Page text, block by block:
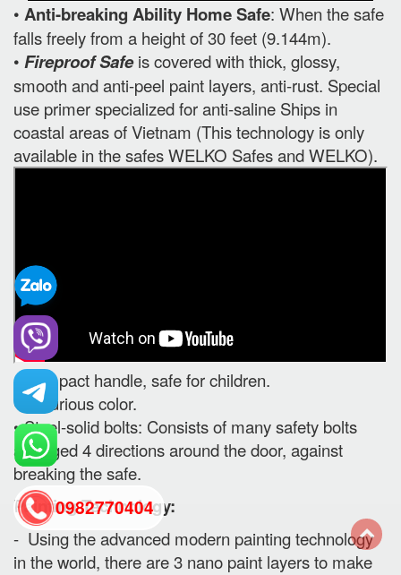
• Anti-breaking Ability Home Safe: When the safe
falls freely from a height of 30 feet (9.144m).
• Fireproof Safeis covered with thick, glossy,
smooth and anti-peel paint layers, anti-rust. Special
use primer specialized for anti-saline Ships in
coastal areas of Vietnam (This technology is only
available in the safes WELKO Safes and WELKO).
• Compact handle, safe for children.
• Luxurious color.
• Steel-solid bolts: Consists of many safety bolts
arranged 4 directions around the door, against
breaking the safe.
Painting Technology:
- Using the advanced modern painting technology
in the world, there are 3 nano paint layers to make
0982770404
back